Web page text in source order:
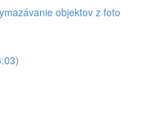
objektov z foto